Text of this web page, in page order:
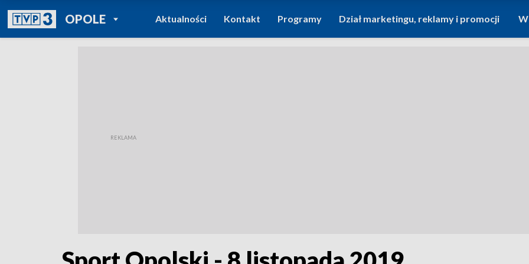
OPOLEPOWRÓT DO
TVP REGIONY
Aktualności Kontakt Programy Dział marketingu, reklamy i promocji